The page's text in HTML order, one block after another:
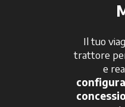
Il tuo
trattore
e